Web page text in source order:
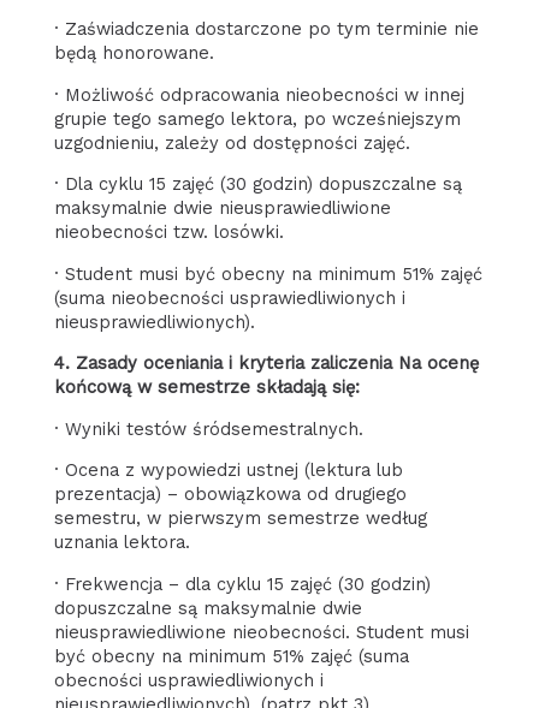
· Zaświadczenia dostarczone po tym terminie nie
będą honorowane.
· Możliwość odpracowania nieobecności w innej
grupie tego samego lektora, po wcześniejszym
uzgodnieniu, zależy od dostępności zajęć.
· Dla cyklu 15 zajęć (30 godzin) dopuszczalne są
maksymalnie dwie nieusprawiedliwione
nieobecności tzw. losówki.
· Student musi być obecny na minimum 51% zajęć
(suma nieobecności usprawiedliwionych i
nieusprawiedliwionych).
4. Zasady oceniania i kryteria zaliczenia Na ocenę
końcową w semestrze składają się:
· Wyniki testów śródsemestralnych.
· Ocena z wypowiedzi ustnej (lektura lub
prezentacja) – obowiązkowa od drugiego
semestru, w pierwszym semestrze według
uznania lektora.
· Frekwencja – dla cyklu 15 zajęć (30 godzin)
dopuszczalne są maksymalnie dwie
nieusprawiedliwione nieobecności. Student musi
być obecny na minimum 51% zajęć (suma
obecności usprawiedliwionych i